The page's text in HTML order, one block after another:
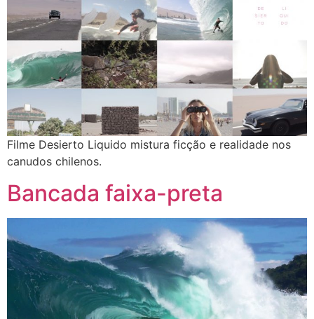
Filme Desierto Liquido mistura ficção e realidade nos
canudos chilenos.
Bancada faixa-preta